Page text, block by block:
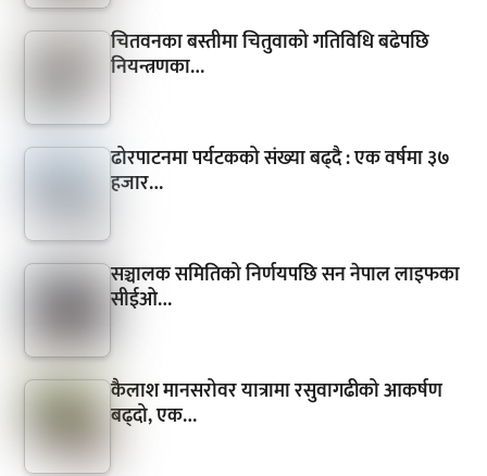
चितवनका बस्तीमा चितुवाको गतिविधि बढेपछि
नियन्त्रणका…
ढोरपाटनमा पर्यटकको संख्या बढ्दै : एक वर्षमा ३७
हजार…
सञ्चालक समितिको निर्णयपछि सन नेपाल लाइफका
सीईओ…
कैलाश मानसरोवर यात्रामा रसुवागढीको आकर्षण
बढ्दो, एक…